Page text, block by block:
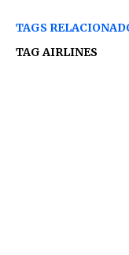
TAGS
TAG AIRLINES